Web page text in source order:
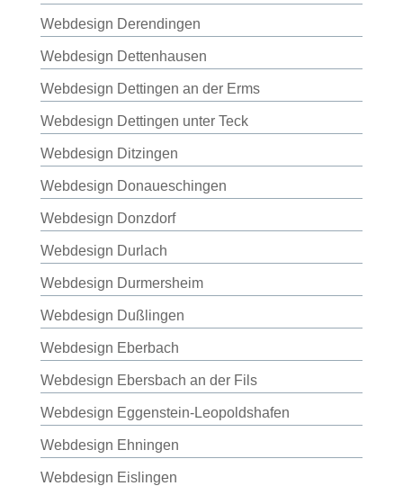
Webdesign Derendingen
Webdesign Dettenhausen
Webdesign Dettingen an der Erms
Webdesign Dettingen unter Teck
Webdesign Ditzingen
Webdesign Donaueschingen
Webdesign Donzdorf
Webdesign Durlach
Webdesign Durmersheim
Webdesign Dußlingen
Webdesign Eberbach
Webdesign Ebersbach an der Fils
Webdesign Eggenstein-Leopoldshafen
Webdesign Ehningen
Webdesign Eislingen